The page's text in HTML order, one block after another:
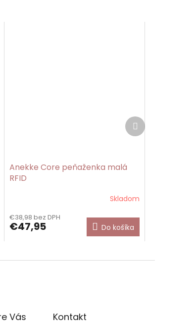
Anekke Core peňaženka malá
RFID
Skladom
€38,98 bez DPH
€47,95 Do košíka
Ďalší
produkt
Vás Kontakt